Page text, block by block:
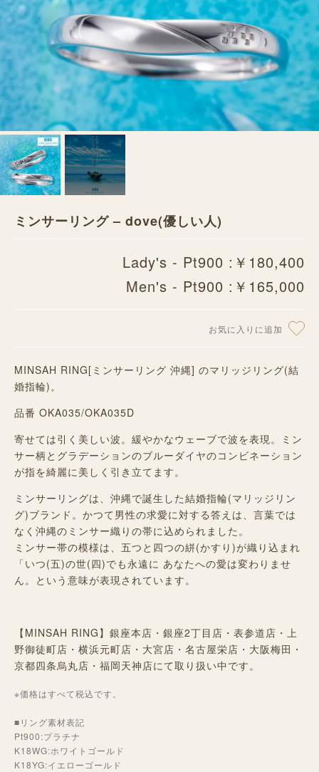
ミンサーリング – dove(優しい人)
Lady's - Pt900 :￥180,400
Men's - Pt900 :￥165,000
お気に入りに追加
MINSAH RING[ミンサーリング 沖縄] のマリッジリング(結
婚指輪)。
品番 OKA035/OKA035D
寄せては引く美しい波。緩やかなウェーブで波を表現。ミン
サー柄とグラデーションのブルーダイヤのコンビネーション
が指を綺麗に美しく引き立てます。
ミンサーリングは、沖縄で誕生した結婚指輪(マリッジリン
グ)ブランド。かつて男性の求愛に対する答えは、言葉では
なく沖縄のミンサー織りの帯に込められました。
ミンサー帯の模様は、五つと四つの絣(かすり)が織り込まれ
「いつ(五)の世(四)でも永遠に あなたへの愛は変わりませ
ん。という意味が表現されています。
【MINSAH RING】銀座本店・銀座2丁目店・表参道店・上
野御徒町店・横浜元町店・大宮店・名古屋栄店・大阪梅田・
京都四条烏丸店・福岡天神店にて取り扱い中です。
※価格はすべて税込です。
■リング素材表記
Pt900:プラチナ
K18WG:ホワイトゴールド
K18YG:イエローゴールド